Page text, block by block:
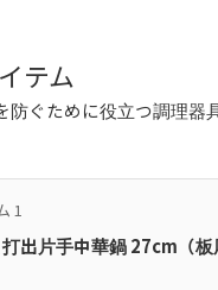
テム
防ぐために役立つ調理器
1
出片手中華鍋 27cm（板